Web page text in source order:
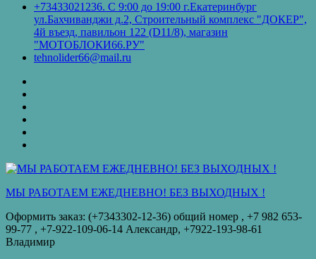
+73433021236. С 9:00 до 19:00 г.Екатеринбург
ул.Бахчиванджи д.2, Строительный комплекс "ДОКЕР",
4й въезд, павильон 122 (D11/8), магазин
"МОТОБЛОКИ66.РУ"
tehnolider66@mail.ru
кредит
МЫ РАБОТАЕМ ЕЖЕДНЕВНО! БЕЗ ВЫХОДНЫХ !
Оформить заказ: (+7343302-12-36) общий номер , ‪+7 982 653-
99-77‬ , +7-922-109-06-14 Александр, +7922-193-98-61
Владимир